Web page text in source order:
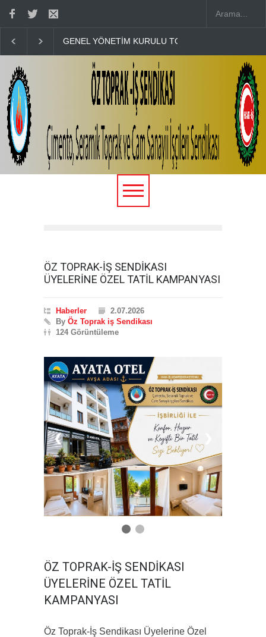
GENEL YÖNETİM KURULU TOPLANTISI BİLGİ
ÖZ TOPRAK-İŞ SENDİKASI
ÜYELERİNE ÖZEL TATİL KAMPANYASI
Haberler
2.07.2026
By Öz Toprak iş Sendikası
124 Görüntüleme
❮
ÖZ TOPRAK-İŞ SENDİKASI
ÜYELERİNE ÖZEL TATİL
KAMPANYASI
Öz Toprak-İş Sendikası Üyelerine Özel